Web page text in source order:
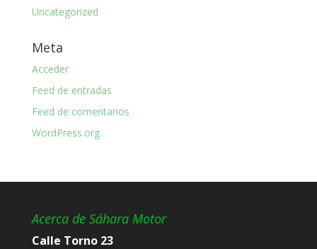
Uncategorized
Meta
Acceder
Feed de entradas
Feed de comentarios
WordPress.org
Acerca de Sáhara Motor
Calle Torno 23